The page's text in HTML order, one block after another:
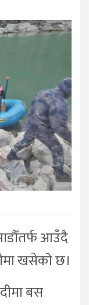
आउँदै
खसेको छ।
बस